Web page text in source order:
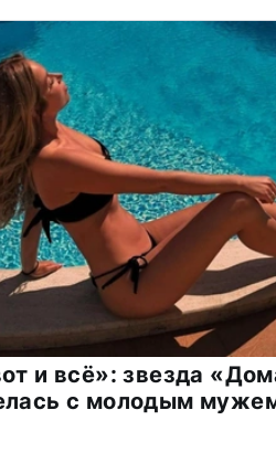
и всё»: звезда
с молодым